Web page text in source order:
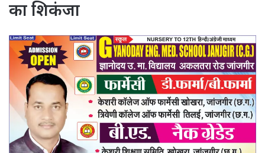
का शिकंजा